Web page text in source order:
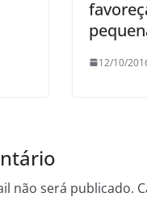
12/10/
não será publicado.